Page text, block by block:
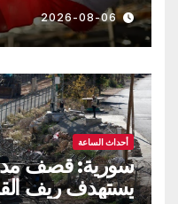
2026-08-06
أحداث الساعة
سورية: قصف
يستهدف ريف